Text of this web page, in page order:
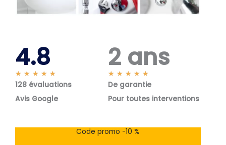
4.8
★ ★ ★ ★ ★
o
s
128 évaluations
Avis Google
2 ans
★ ★ ★ ★ ★
o
s
De garantie
Pour toutes interventions
Code promo -10 %